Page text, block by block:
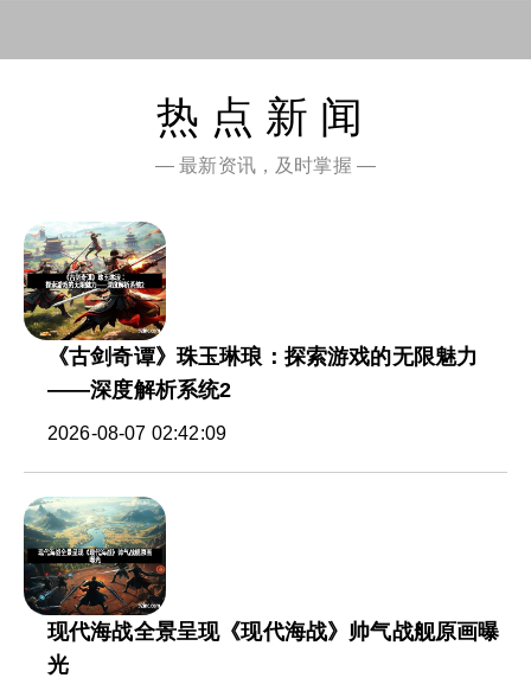
热点新闻
— 最新资讯，及时掌握 —
《古剑奇谭》珠玉琳琅：探索游戏的无限魅力
——深度解析系统2
2026-08-07 02:42:09
现代海战全景呈现《现代海战》帅气战舰原画曝
光